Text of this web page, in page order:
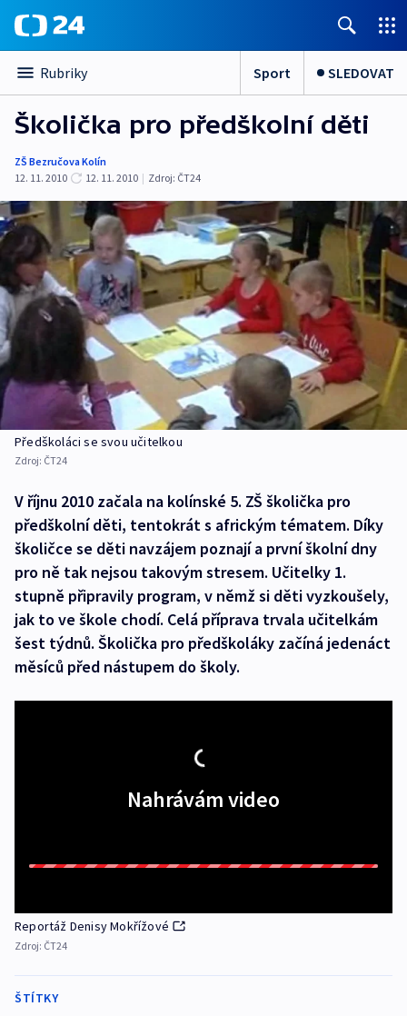
Rubriky Sport SLEDOVAT
Školička pro předškolní děti
ZŠ Bezručova Kolín
12. 11. 2010
12. 11. 2010 | Zdroj: ČT24
Předškoláci se svou učitelkou
Zdroj: ČT24
V říjnu 2010 začala na kolínské 5. ZŠ školička pro
předškolní děti, tentokrát s africkým tématem. Díky
školičce se děti navzájem poznají a první školní dny
pro ně tak nejsou takovým stresem. Učitelky 1.
stupně připravily program, v němž si děti vyzkoušely,
jak to ve škole chodí. Celá příprava trvala učitelkám
šest týdnů. Školička pro předškoláky začíná jedenáct
měsíců před nástupem do školy.
Nahrávám video
Reportáž Denisy Mokřížové
Zdroj: ČT24
ŠTÍTKY